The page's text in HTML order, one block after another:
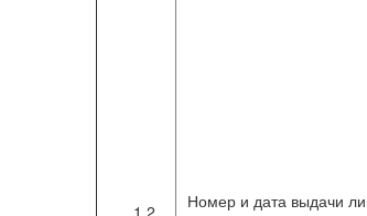
1.2
Номер и дата выдачи